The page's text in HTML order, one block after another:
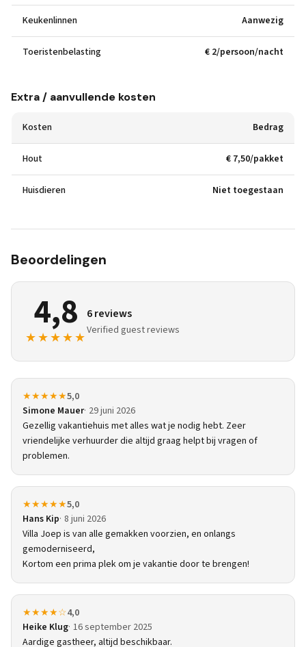
Keukenlinnen Aanwezig
Toeristenbelasting € 2/persoon/nacht
Extra / aanvullende kosten
Kosten Bedrag
Hout € 7,50/pakket
Huisdieren Niet toegestaan
Beoordelingen
4,8
★★★★★
6 reviews
Verified guest reviews
★★★★★5,0
Simone Mauer 29 juni 2026
Gezellig vakantiehuis met alles wat je nodig hebt. Zeer
vriendelijke verhuurder die altijd graag helpt bij vragen of
problemen.
★★★★★5,0
Hans Kip 8 juni 2026
Villa Joep is van alle gemakken voorzien, en onlangs
gemoderniseerd,
Kortom een prima plek om je vakantie door te brengen!
★★★★☆4,0
Heike Klug 16 september 2025
Aardige gastheer, altijd beschikbaar.